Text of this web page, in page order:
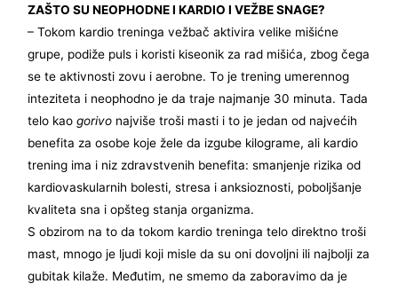
ZAŠTO SU NEOPHODNE I KARDIO I VEŽBE SNAGE?
– Tokom kardio treninga vežbač aktivira velike mišićne
grupe, podiže puls i koristi kiseonik za rad mišića, zbog čega
se te aktivnosti zovu i aerobne. To je trening umerennog
inteziteta i neophodno je da traje najmanje 30 minuta. Tada
telo kaogorivo najviše troši masti i to je jedan od najvećih
benefita za osobe koje žele da izgube kilograme, ali kardio
trening ima i niz zdravstvenih benefita: smanjenje rizika od
kardiovaskularnih bolesti, stresa i anksioznosti, poboljšanje
kvaliteta sna i opšteg stanja organizma.
S obzirom na to da tokom kardio treninga telo direktno troši
mast, mnogo je ljudi koji misle da su oni dovoljni ili najbolji za
gubitak kilaže. Međutim, ne smemo da zaboravimo da je